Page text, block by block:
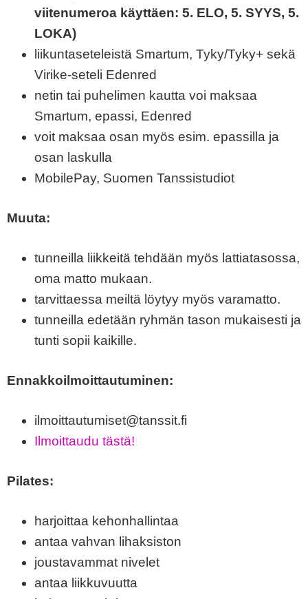
viitenumeroa käyttäen: 5. ELO, 5. SYYS, 5.
LOKA)
liikuntaseteleistä Smartum, Tyky/Tyky+ sekä
Virike-seteli Edenred
netin tai puhelimen kautta voi maksaa
Smartum, epassi, Edenred
voit maksaa osan myös esim. epassilla ja
osan laskulla
MobilePay, Suomen Tanssistudiot
Muuta:
tunneilla liikkeitä tehdään myös lattiatasossa,
oma matto mukaan.
tarvittaessa meiltä löytyy myös varamatto.
tunneilla edetään ryhmän tason mukaisesti ja
tunti sopii kaikille.
Ennakkoilmoittautuminen:
ilmoittautumiset@tanssit.fi
Ilmoittaudu tästä!
Pilates:
harjoittaa kehonhallintaa
antaa vahvan lihaksiston
joustavammat nivelet
antaa liikkuvuutta